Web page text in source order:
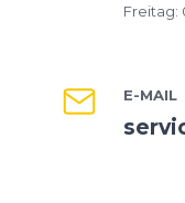
Freitag:
E-MAIL